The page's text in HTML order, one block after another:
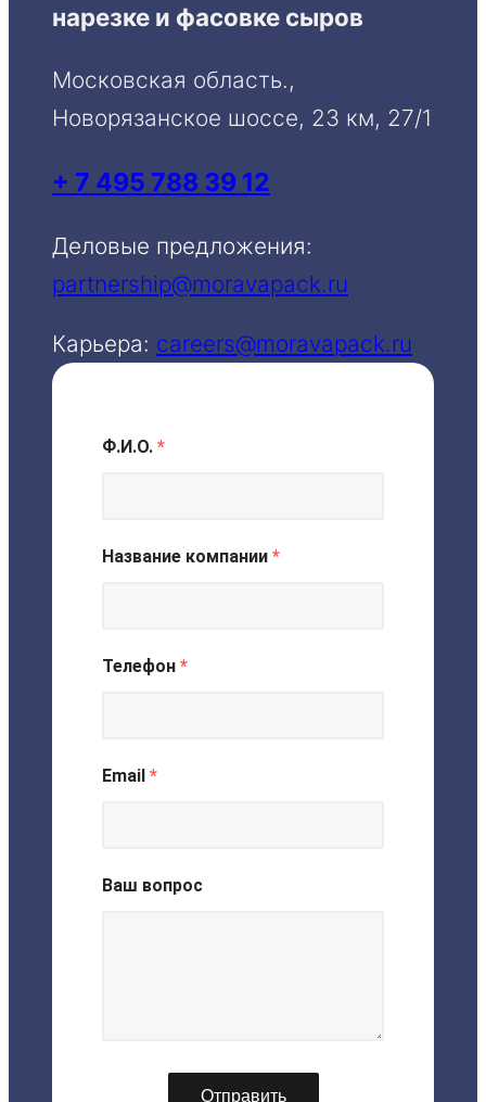
нарезке и фасовке сыров
Московская область.,
Новорязанское шоссе, 23 км, 27/1
+ 7 495 788 39 12
Деловые предложения:
partnership@moravapack.ru
Карьера: careers@moravapack.ru
Ф.И.О. *
Название компании *
Телефон *
Email *
Ваш вопрос
Отправить